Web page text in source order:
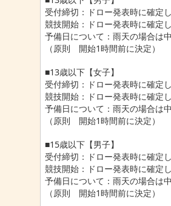
受付締切：ドロー発表時に確定
競技開始：ドロー発表時に確定
予備日について：雨天の場合は
（原則 開始1時間前に決定）
■13歳以下【女子】
受付締切：ドロー発表時に確定
競技開始：ドロー発表時に確定
予備日について：雨天の場合は
（原則 開始1時間前に決定）
■15歳以下【男子】
受付締切：ドロー発表時に確定
競技開始：ドロー発表時に確定
予備日について：雨天の場合は
（原則 開始1時間前に決定）